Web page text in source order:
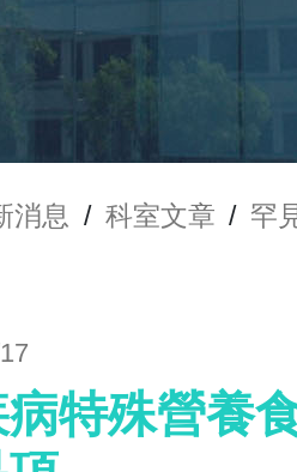
消息 / 科室文章 / 罕
特殊營養